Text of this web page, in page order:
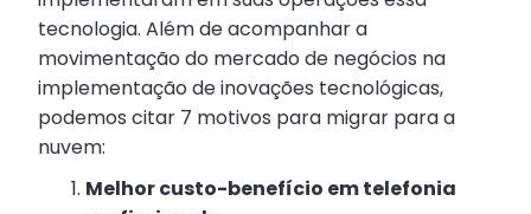
tecnologia. Além de acompanhar a
movimentação do mercado de negócios na
implementação de inovações tecnológicas,
podemos citar 7 motivos para migrar para a
nuvem:
Melhor custo-benefício em telefonia